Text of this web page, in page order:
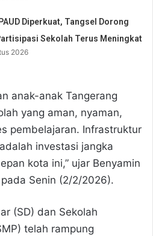
Diperkuat, Tangsel Dorong
Sekolah Terus Meningkat
2026
anak-anak Tangerang
yang aman, nyaman,
pembelajaran. Infrastruktur
investasi jangka
kota ini,” ujar Benyamin
Senin (2/2/2026).
(SD) dan Sekolah
telah rampung